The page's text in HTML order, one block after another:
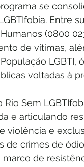
se
Entre
(0800
de vítimas,
LGBTI,
voltadas à
Sem
e articulando
violência e
de crimes de
marco de